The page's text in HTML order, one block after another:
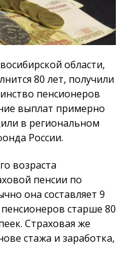
области,
80 лет, получили
пенсионеров
выплат примерно
в региональном
России.
возраста
пенсии по
она составляет 9
старше 80
Страховая же
стажа и заработка,